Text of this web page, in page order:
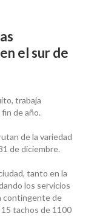
el sur de
trabaja
de año.
de la variedad
de diciembre.
tanto en la
los servicios
contingente de
tachos de 1100